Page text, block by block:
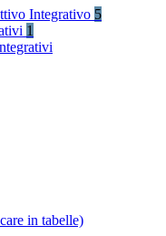
Integrativo 5
1
in tabelle)